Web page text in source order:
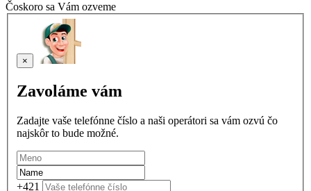
Čoskoro sa Vám ozveme
×
Zavoláme vám
Zadajte vaše telefónne číslo a naši operátori sa vám ozvú čo
najskôr to bude možné.
+421